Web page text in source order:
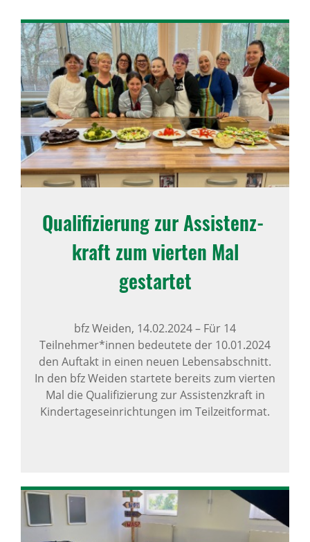
Quali­fi­zie­rung zur Assis­tenz­
kraft zum vierten Mal
gestartet
bfz Weiden, 14.02.2024– Für 14
Teilnehmer*innen bedeutete der 10.01.2024
den Auftakt in einen neuen Lebensabschnitt.
In den bfz Weiden startete bereits zum vierten
Mal die Qualifizierung zur Assistenzkraft in
Kindertageseinrichtungen im Teilzeitformat.